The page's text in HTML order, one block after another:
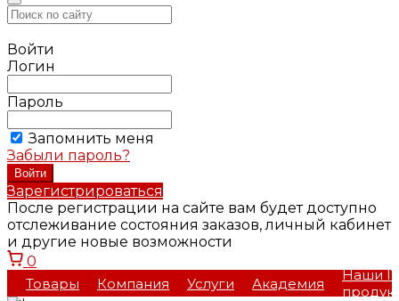
Войти
Логин
Пароль
Запомнить меня
Забыли пароль?
Зарегистрироваться
После регистрации на сайте вам будет доступно
отслеживание состояния заказов, личный кабинет
и другие новые возможности
0
Товары
Компания Услуги Академия
Наши